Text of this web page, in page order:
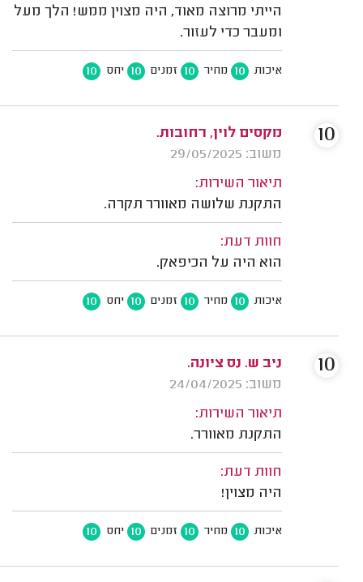
הייתי מרוצה מאוד, היה מצוין ממש! הלך מעל
ומעבר כדי לעזור.
איכות 10 מחיר 10 זמנים 10 יחס 10
מקסים לוין, רחובות.
משוב: 29/05/2025
תיאור השירות:
התקנת שלושה מאוורר תקרה.
חוות דעת:
הוא היה על הכיפאק.
איכות 10 מחיר 10 זמנים 10 יחס 10
10
ניב ש. נס ציונה.
משוב: 24/04/2025
תיאור השירות:
התקנת מאוורר.
חוות דעת:
היה מצוין!
איכות 10 מחיר 10 זמנים 10 יחס 10
10